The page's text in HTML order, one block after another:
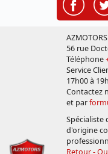
56 rue
Téléphone
Service
17h00 à
Contactez
et par
Spécialiste
d'origine